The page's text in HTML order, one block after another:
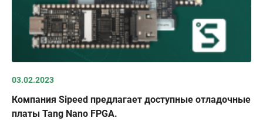
03.02.2023
Компания Sipeed предлагает доступные отладочные
платы Tang Nano FPGA.